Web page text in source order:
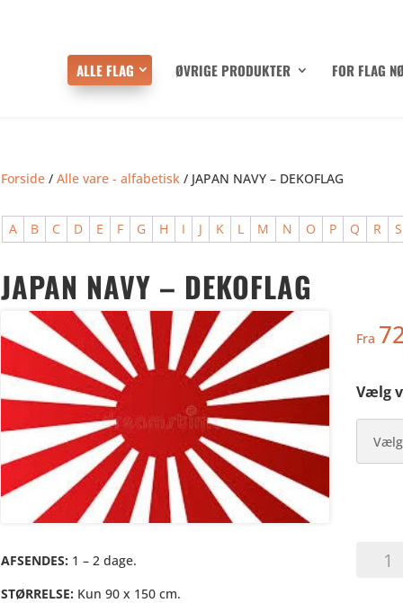
ALLE FLAG ØVRIGE PRODUKTER FOR FLAG
Forside /Alle vare - alfabetisk / JAPAN NAVY – DEKOFLAG
A B C D E F G H I J K L M N O P Q R S
JAPAN NAVY – DEKOFLAG
AFSENDES: 1 – 2 dage.
STØRRELSE: Kun 90 x 150 cm.
Fra
Vælg
JAPAN
NAVY